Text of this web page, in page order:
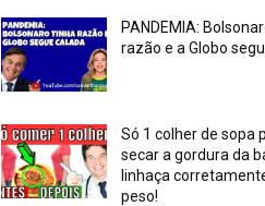
PANDEMIA:
razão e a Globo
Só 1 colher de sopa
secar a gordura da
linhaça
peso!